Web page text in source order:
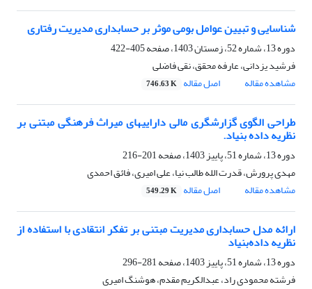
شناسایی و تبیین عوامل بومی موثر بر حسابداری مدیریت رفتاری
دوره 13، شماره 52، زمستان 1403، صفحه
405-422
فرشید یزدانی، عارفه محقق، نقی فاضلی
مشاهده مقاله
اصل مقاله 746.63 K
طراحی الگوی گزارشگری مالی داراییهای میراث فرهنگی مبتنی بر
نظریه داده بنیاد.
دوره 13، شماره 51، پاییز 1403، صفحه
201-216
مهدی پرورش، قدرت الله طالب نیا، علی امیری، فائق احمدی
مشاهده مقاله
اصل مقاله 549.29 K
ارائه مدل حسابداری مدیریت مبتنی بر تفکر انتقادی با استفاده از
نظریه داده‌بنیاد
دوره 13، شماره 51، پاییز 1403، صفحه
281-296
فرشته محمودی راد، عبدالکریم مقدم، هوشنگ امیری